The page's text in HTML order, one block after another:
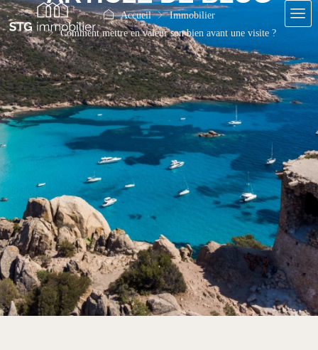
Accueil
Immobilier
Comment mettre en valeur son bien avant une visite ?